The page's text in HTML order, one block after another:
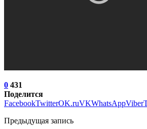
0 431
Поделится
FacebookTwitterOK.ruVKWhatsAppViber
Предыдущая запись